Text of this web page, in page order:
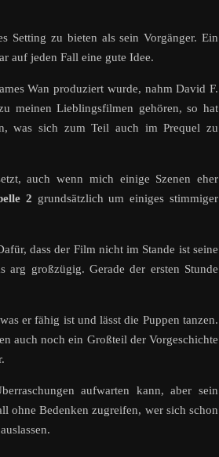
Setting zu bieten als sein Vorgänger. Ein
auf jeden Fall eine gute Idee.
Wan produziert wurde, nahm David F.
meinen Lieblingsfilmen gehören, so hat
was sich zum Teil auch im Prequel zu
auch wenn mich einige Szenen eher
2 grundsätzlich um einiges stimmiger
dass der Film nicht im Stande ist seine
arg großzügig. Gerade der ersten Stunde
er fähig ist und lässt die Puppen tanzen.
auch noch ein Großteil der Vorgeschichte
aufwarten kann, aber sein
ohne Bedenken zugreifen, wer sich schon